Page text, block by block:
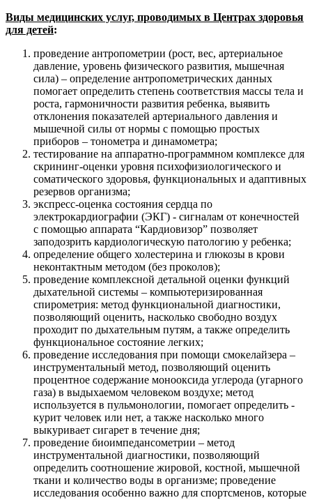
Виды медицинских услуг, проводимых в Центрах здоровья
для детей:
проведение антропометрии (рост, вес, артериальное
давление, уровень физического развития, мышечная
сила) – определение антропометрических данных
помогает определить степень соответствия массы тела и
роста, гармоничности развития ребенка, выявить
отклонения показателей артериального давления и
мышечной силы от нормы с помощью простых
приборов – тонометра и динамометра;
тестирование на аппаратно-программном комплексе для
скрининг-оценки уровня психофизиологического и
соматического здоровья, функциональных и адаптивных
резервов организма;
экспресс-оценка состояния сердца по
электрокардиографии (ЭКГ) - сигналам от конечностей
с помощью аппарата “Кардиовизор” позволяет
заподозрить кардиологическую патологию у ребенка;
определение общего холестерина и глюкозы в крови
неконтактным методом (без проколов);
проведение комплексной детальной оценки функций
дыхательной системы – компьютеризированная
спирометрия: метод функциональной диагностики,
позволяющий оценить, насколько свободно воздух
проходит по дыхательным путям, а также определить
функциональное состояние легких;
проведение исследования при помощи смокелайзера –
инструментальный метод, позволяющий оценить
процентное содержание монооксида углерода (угарного
газа) в выдыхаемом человеком воздухе; метод
используется в пульмонологии, помогает определить -
курит человек или нет, а также насколько много
выкуривает сигарет в течение дня;
проведение биоимпедансометрии – метод
инструментальной диагностики, позволяющий
определить соотношение жировой, костной, мышечной
ткани и количество воды в организме; проведение
исследования особенно важно для спортсменов, которые